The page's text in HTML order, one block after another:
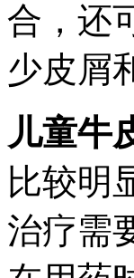
合，还
少皮屑
儿童牛
比较明
治疗需